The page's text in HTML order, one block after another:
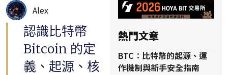
Alex
認識比特幣
Bitcoin 的定
義、起源、核
熱門文章
BTC：比特幣的起源、運
作機制與新手安全指南